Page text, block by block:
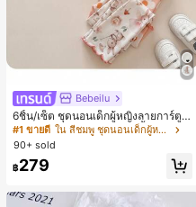
Bebeilu
6ชิ้น/เซ็ต ชุดนอนเด็กผู้หญิงลายการ์ตูน
หมีและดอกไม้ คอกลม แขนสั้น กางเกง
ขาสั้น ขอบระบาย สวมใส่สบาย
#1 ขายดี
ใน สีชมพู ชุดนอนเด็กผู้หญิง
90+ sold
฿279